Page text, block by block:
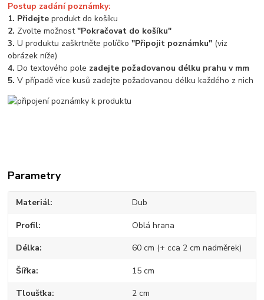
Postup zadání poznámky:
1. Přidejte produkt do košíku
2. Zvolte možnost"Pokračovat do košíku"
3.U produktu zaškrtněte políčko"Připojit poznámku" (viz
obrázek níže)
4.Do textového pole zadejte požadovanou délku prahu v mm
5.V případě více kusů zadejte požadovanou délku každého z nich
Parametry
Materiál Dub
Profil Oblá hrana
Délka 60 cm (+ cca 2 cm nadměrek)
Šířka 15 cm
Tloušťka 2 cm